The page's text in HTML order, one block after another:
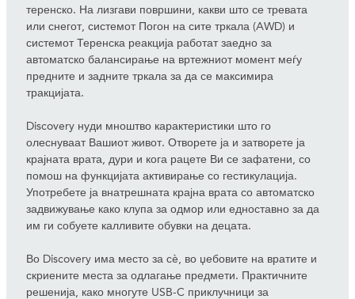
теренско. На лизгави површини, какви што се тревата
или снегот, системот Погон на сите тркала (AWD) и
системот Теренска реакција работат заедно за
автоматско балансирање на вртежниот момент меѓу
предните и задните тркала за да се максимира
тракцијата.
Discovery нуди мноштво карактеристики што го
олеснуваат Вашиот живот. Отворете ја и затворете ја
крајната врата, дури и кога рацете Ви се зафатени, со
помош на функцијата активирање со гестикулација.
Употребете ја внатрешната крајна врата со автоматско
задвижување како клупа за одмор или едноставно за да
им ги собуете калливите обувки на децата.
Во Discovery има место за сè, во џебовите на вратите и
скриените места за одлагање предмети. Практичните
решенија, како многуте USB-C приклучници за